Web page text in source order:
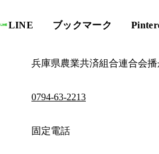
LINE ブックマーク
兵庫県農業共済組合連合会
0794-63-2213
固定電話